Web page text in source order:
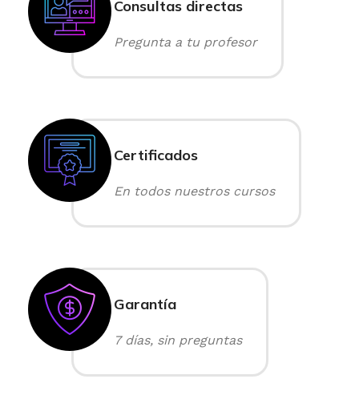
Consultas directas
Pregunta a tu profesor
Certificados
En todos nuestros cursos
Garantía
7 días, sin preguntas